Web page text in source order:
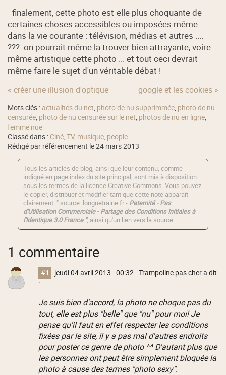
- finalement, cette photo est-elle plus choquante de
certaines choses accessibles ou imposées même
dans la vie courante : télévision, médias et autres ....
??? on pourrait même la trouver bien attrayante, voire
même artistique cette photo ... et tout ceci devrait
même faire le sujet d'un véritable débat !
« créer une illusion d'optique google et les cookies »
Mots clés : actualités du net, photo de nu supprimmée, photo de nu
censurée, photo de nu censurée sur le net, photos de nu en ligne,
femme nue
Classé dans : Ciné, TV, musique, people
Rédigé par référencement le 24 mars 2013
Tous les articles de blog, ainsi que leur contenu, comme
indiqué en page index du site principal, sont mis à disposition
sous les termes de la licence Creative Commons. Vous pouvez
le copier, distribuer et modifier tant que cette note apparaît
clairement. " source: longuetraine.fr - Paternité - Pas
d'Utilisation Commerciale - Partage des Conditions Initiales à
l'Identique 3.0 France ", ainsi qu'un lien vers la source .
1 commentaire
#1 jeudi 04 avril 2013 - 00:32 - Trampoline pas cher a dit
:
Je suis bien d'accord, la photo ne choque pas du
tout, elle est plus "belle" que "nu" pour moi! Je
pense qu'il faut en effet respecter les conditions
fixées par le site, il y a pas mal d'autres endroits
pour poster ce genre de photo ^^ D'autant plus que
les personnes ont peut être simplement bloquée la
photo à cause des termes "photo sexy".